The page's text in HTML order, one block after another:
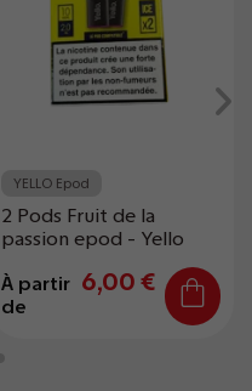
YELLO Epod
2 Pods Fruit de la
passion epod - Yello
À partir
de
6,00 €